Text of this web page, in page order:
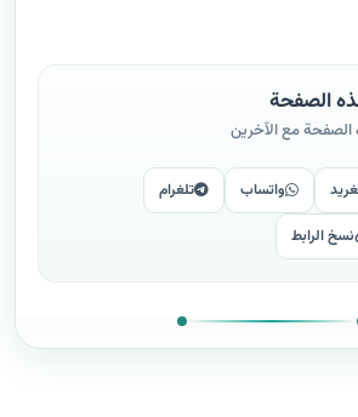
الصفحة
مع الآخرين
واتساب تلغرام
نسخ الرابط